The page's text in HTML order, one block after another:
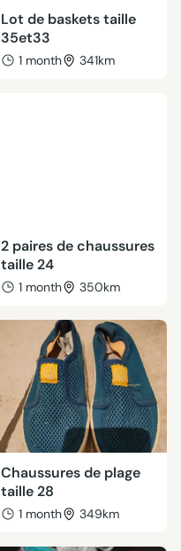
Lot de baskets taille
35et33
1 month 341km
2 paires de chaussures
taille 24
1 month 350km
Chaussures de plage
taille 28
1 month 349km